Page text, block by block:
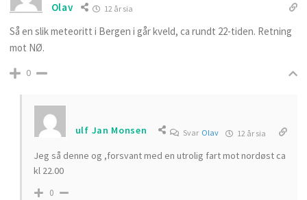
Olav 12 år sia
Så en slik meteoritt i Bergen i går kveld, ca rundt 22-tiden. Retning
mot NØ.
0
ulf Jan Monsen Svar Olav 12 år sia
Jeg så denne og ,forsvant med en utrolig fart mot nordøst ca
kl 22.00
0